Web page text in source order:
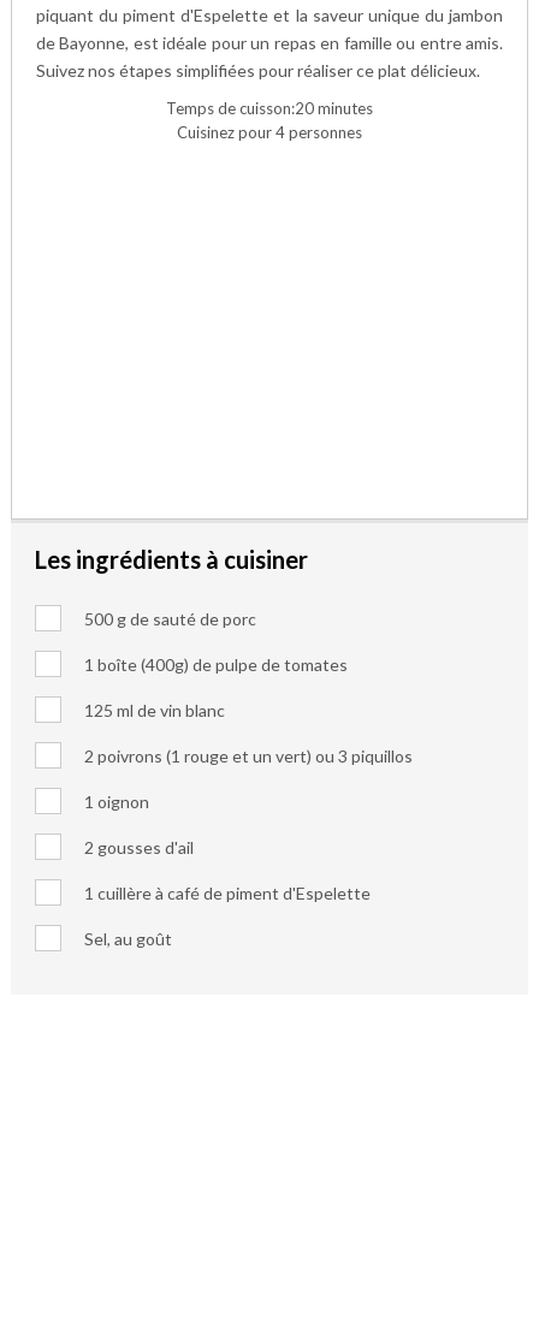
piquant du piment d'Espelette et la saveur unique du jambon
de Bayonne, est idéale pour un repas en famille ou entre amis.
Suivez nos étapes simplifiées pour réaliser ce plat délicieux.
Temps de cuisson:20 minutes
Cuisinez pour 4 personnes
Les ingrédients à cuisiner
500 g de sauté de porc
1 boîte (400g) de pulpe de tomates
125 ml de vin blanc
2 poivrons (1 rouge et un vert) ou 3 piquillos
1 oignon
2 gousses d'ail
1 cuillère à café de piment d'Espelette
Sel, au goût